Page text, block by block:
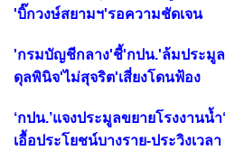
'บิ๊กวงษ์สยามฯ'รอความชัดเจน
'กรมบัญชีกลาง'ชี้'กปน.'ล้มประมูล
ดุลพินิจ'ไม่สุจริต'เสี่ยงโดนฟ้อง
‘กปน.’แจงประมูลขยายโรงงานน้
เอื้อประโยชน์บางราย-ประวิงเวลา